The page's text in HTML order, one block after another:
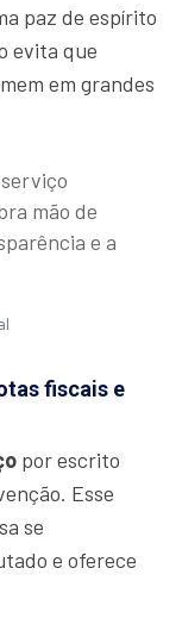
paz de espírito
evita que
em grandes
mão de
e a
fiscais e
por escrito
Esse
se
e oferece